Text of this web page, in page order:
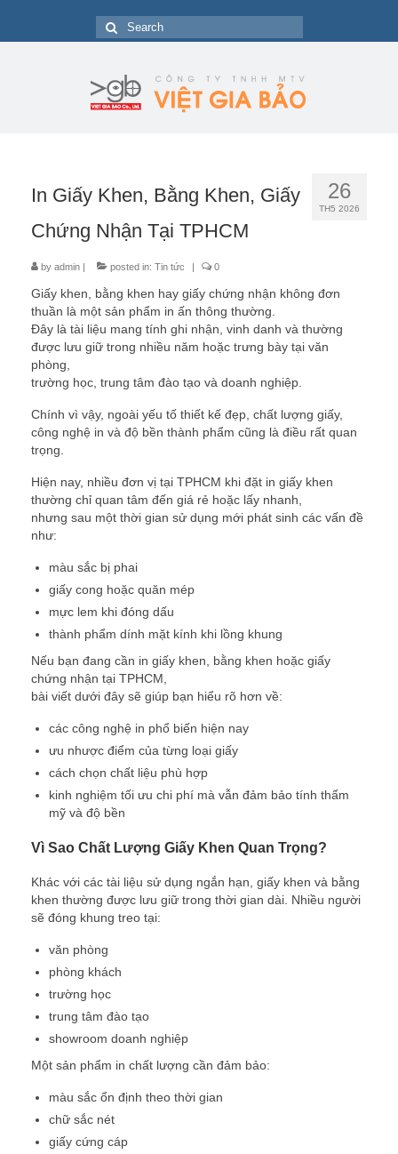
Search
for:
26
TH5 2026
In Giấy Khen, Bằng Khen, Giấy
Chứng Nhận Tại TPHCM
by admin | posted in: Tin tức | 0
Giấy khen, bằng khen hay giấy chứng nhận không đơn
thuần là một sản phẩm in ấn thông thường.
Đây là tài liệu mang tính ghi nhận, vinh danh và thường
được lưu giữ trong nhiều năm hoặc trưng bày tại văn
phòng,
trường học, trung tâm đào tạo và doanh nghiệp.
Chính vì vậy, ngoài yếu tố thiết kế đẹp, chất lượng giấy,
công nghệ in và độ bền thành phẩm cũng là điều rất quan
trọng.
Hiện nay, nhiều đơn vị tại TPHCM khi đặt in giấy khen
thường chỉ quan tâm đến giá rẻ hoặc lấy nhanh,
nhưng sau một thời gian sử dụng mới phát sinh các vấn đề
như:
màu sắc bị phai
giấy cong hoặc quăn mép
mực lem khi đóng dấu
thành phẩm dính mặt kính khi lồng khung
Nếu bạn đang cần in giấy khen, bằng khen hoặc giấy
chứng nhận tại TPHCM,
bài viết dưới đây sẽ giúp bạn hiểu rõ hơn về:
các công nghệ in phổ biến hiện nay
ưu nhược điểm của từng loại giấy
cách chọn chất liệu phù hợp
kinh nghiệm tối ưu chi phí mà vẫn đảm bảo tính thẩm
mỹ và độ bền
Vì Sao Chất Lượng Giấy Khen Quan Trọng?
Khác với các tài liệu sử dụng ngắn hạn, giấy khen và bằng
khen thường được lưu giữ trong thời gian dài. Nhiều người
sẽ đóng khung treo tại:
văn phòng
phòng khách
trường học
trung tâm đào tạo
showroom doanh nghiệp
Một sản phẩm in chất lượng cần đảm bảo:
màu sắc ổn định theo thời gian
chữ sắc nét
giấy cứng cáp